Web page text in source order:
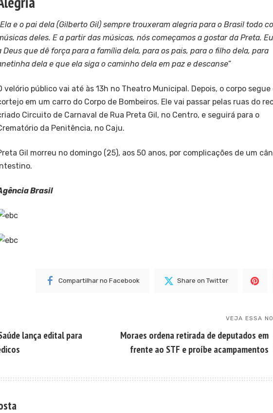
Ela e o pai dela (Gilberto Gil) sempre trouxeram alegria para o Brasil todo
deles. E a partir das músicas, nós começamos a gostar da Preta.
Deus que dê força para a família dela, para os pais, para o filho dela, para
dela e que ela siga o caminho dela em paz e descanse”
velório público vai até às 13h no Theatro Municipal. Depois, o corpo segue
em um carro do Corpo de Bombeiros. Ele vai passar pelas ruas do
Circuito de Carnaval de Rua Preta Gil, no Centro, e seguirá para o
da Penitência, no Caju.
Gil morreu no domingo (25), aos 50 anos, por complicações de um
Brasil
Compartilhar no Facebook Share on Twitter
lança edital para
VEJA ESSA
Moraes ordena retirada de deputados em
frente ao STF e proíbe acampamentos